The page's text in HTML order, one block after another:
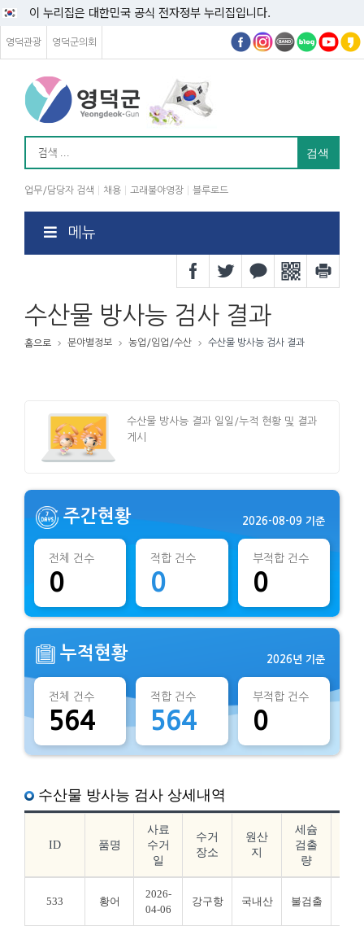
이 누리집은 대한민국 공식 전자정부 누리집입니다.
영덕관광 영덕군의회
업무/담당자 검색 채용 고래불야영장 블루로드
메뉴
수산물 방사능 검사 결과
홈으로 분야별정보 농업/임업/수산 수산물 방사능 검사 결과
수산물 방사능 결과 일일/누적 현황 및 결과
게시
주간현황 2026-08-09 기준
전체 건수
0
적합 건수
0
부적합 건수
0
누적현황 2026년 기준
전체 건수
564
적합 건수
564
부적합 건수
0
수산물 방사능 검사 상세내역
ID 품명
사료
수거
일
수거
장소
원산
지
세슘
검출
량
533 황어
2026-
04-06
강구항 국내산 불검출